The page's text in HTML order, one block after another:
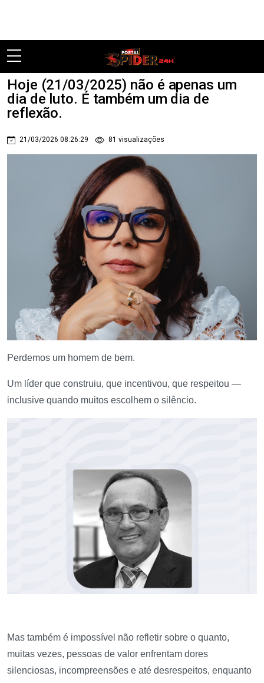
Hoje (21/03/2025) não é apenas um
dia de luto. É também um dia de
reflexão.
21/03/2026 08:26:29 81 visualizações
Perdemos um homem de bem.
Um líder que construiu, que incentivou, que respeitou —
inclusive quando muitos escolhem o silêncio.
Mas também é impossível não refletir sobre o quanto,
muitas vezes, pessoas de valor enfrentam dores
silenciosas, incompreensões e até desrespeitos, enquanto